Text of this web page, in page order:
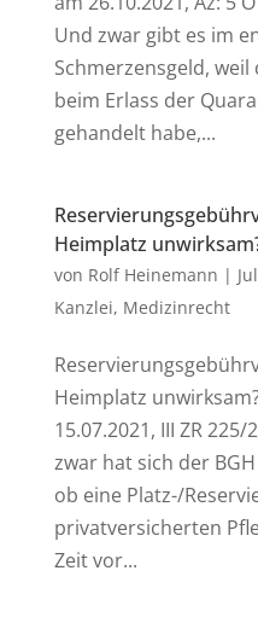
Und zwar gibt es im
Schmerzensgeld,
beim Erlass der
gehandelt habe,...
Heimplatz
von Rolf Heinemann |
Kanzlei, Medizinrecht
Heimplatz
15.07.2021, III ZR
zwar hat sich der
ob eine Platz-/
privatversicherten
Zeit vor...